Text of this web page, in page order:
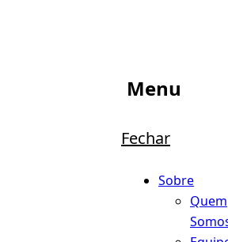
Menu
Fechar
Sobre
Quem